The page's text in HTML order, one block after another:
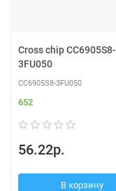
Cross chip CC6905S8-
3FU050
CC6905S8-3FU050
652
56.22р.
В корзину